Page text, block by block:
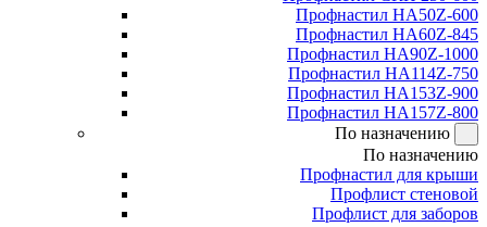
Профнастил НА50Z-600
Профнастил НА60Z-845
Профнастил НА90Z-1000
Профнастил НА114Z-750
Профнастил НА153Z-900
Профнастил НА157Z-800
По назначению
По назначению
Профнастил для крыши
Профлист стеновой
Профлист для заборов